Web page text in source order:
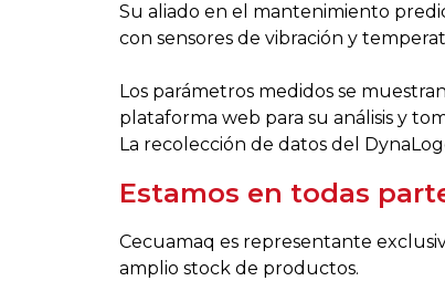
Su aliado en el mantenimiento
con sensores de vibración y
Los parámetros medidos se
plataforma web para su análisis y
La recolección de datos del
Estamos en todas
Cecuamaq es representante
amplio stock de productos.